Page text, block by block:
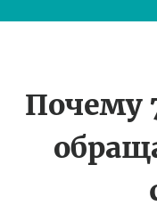
Почему